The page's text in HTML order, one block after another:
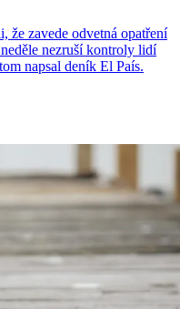
že zavede odvetná opatření
nezruší kontroly lidí
napsal deník El País.